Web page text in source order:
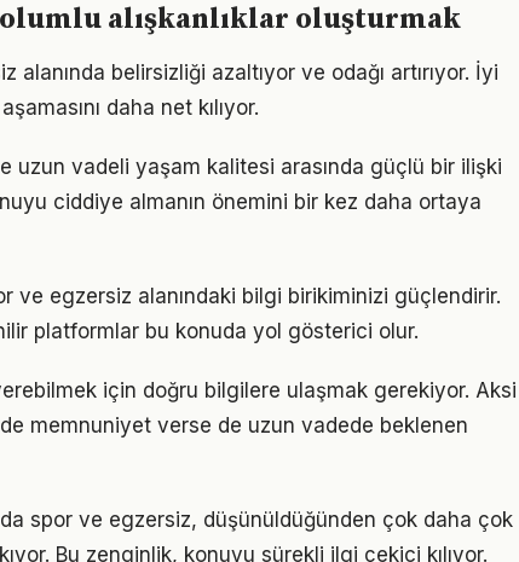
alışkanlıklar oluşturmak
alanında belirsizliği azaltıyor ve odağı artırıyor. İyi
daha net kılıyor.
uzun vadeli yaşam kalitesi arasında güçlü bir ilişki
ciddiye almanın önemini bir kez daha ortaya
ve egzersiz alanındaki bilgi birikiminizi güçlendirir.
platformlar bu konuda yol gösterici olur.
için doğru bilgilere ulaşmak gerekiyor. Aksi
memnuniyet verse de uzun vadede beklenen
spor ve egzersiz, düşünüldüğünden çok daha çok
Bu zenginlik, konuyu sürekli ilgi çekici kılıyor.